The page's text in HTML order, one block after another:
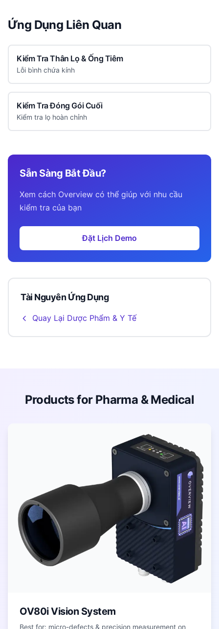
Ứng Dụng Liên Quan
Kiểm Tra Thân Lọ & Ống Tiêm
Lỗi bình chứa kính
Kiểm Tra Đóng Gói Cuối
Kiểm tra lọ hoàn chỉnh
Sẵn Sàng Bắt Đầu?
Xem cách Overview có thể giúp với nhu cầu
kiểm tra của bạn
Đặt Lịch Demo
Tài Nguyên Ứng Dụng
Quay Lại Dược Phẩm & Y Tế
Products for Pharma & Medical
OV80i Vision System
Best for: micro-defects & precision measurement on